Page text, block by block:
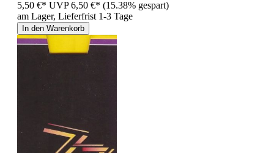
5,50 €* UVP6,50 €* (15.38% gespart)
am Lager, Lieferfrist 1-3 Tage
In den Warenkorb